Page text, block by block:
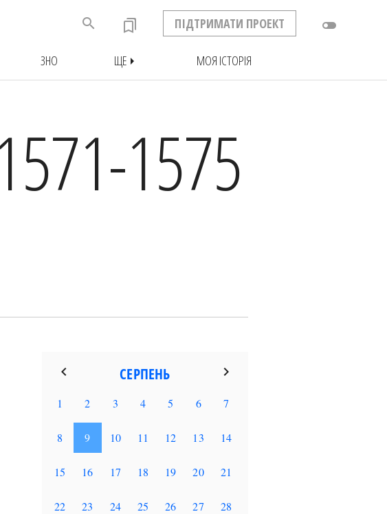
toggle_off
ПІДТРИМАТИ ПРОЕКТ
bookmarks
search
ЗНО ЩЕarrow_right МОЯ ІСТОРІЯ
1575